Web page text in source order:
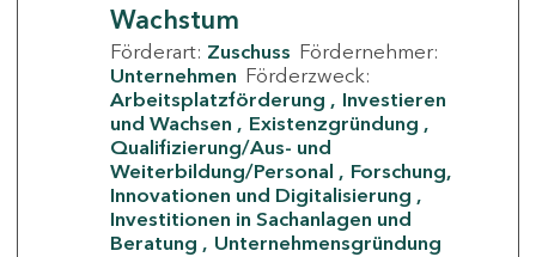
Wachstum
Förderart: Zuschuss Fördernehmer:
Unternehmen Förderzweck:
Arbeitsplatzförderung
Investieren
und Wachsen
Existenzgründung
Qualifizierung/Aus- und
Weiterbildung/Personal
Forschung,
Innovationen und Digitalisierung
Investitionen in Sachanlagen und
Beratung
Unternehmensgründung